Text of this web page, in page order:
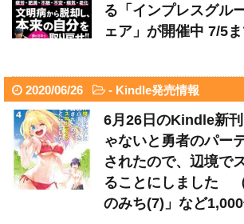
る「インプレスグル
ェア」が開催中 7/5
2020/06/26 - Kindle発売情報
6月26日のKindle新
ゃないと勇者のパー
されたので、辺境で
ることにしました
のみち(7)」など